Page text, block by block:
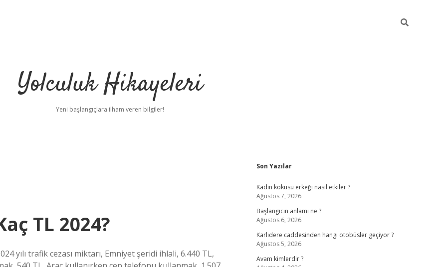
Yolculuk Hikayeleri
Yeni başlangıçlara ilham veren bilgiler!
TL 2024?
yılı trafik cezası miktarı, Emniyet şeridi ihlali, 6.440 TL,
Sidebar
Son Yazılar
Kadın kokusu erkeği nasıl etkiler ?
Ağustos 7, 2026
Başlangıcın anlamı ne ?
Ağustos 6, 2026
Karlıdere caddesinden hangi otobüsler geçiyor ?
Ağustos 5, 2026
Avam kimlerdir ?
betexper giriş